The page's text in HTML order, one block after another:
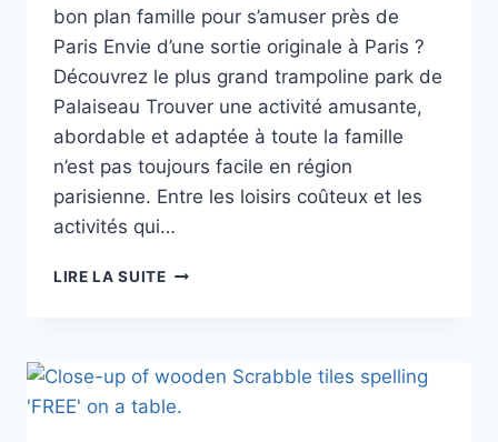
bon plan famille pour s’amuser près de
Paris Envie d’une sortie originale à Paris ?
Découvrez le plus grand trampoline park de
Palaiseau Trouver une activité amusante,
abordable et adaptée à toute la famille
n’est pas toujours facile en région
parisienne. Entre les loisirs coûteux et les
activités qui…
LIRE LA SUITETRAMPOLINE